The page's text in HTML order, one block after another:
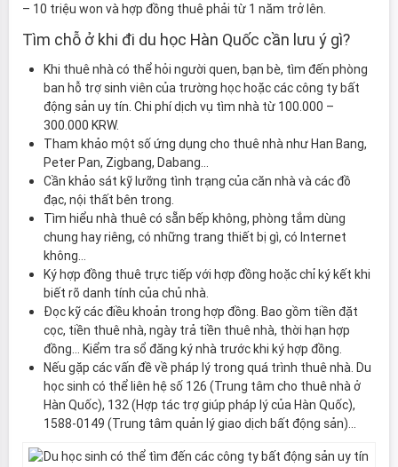
– 10 triệu won và hợp đồng thuê phải từ 1 năm trở lên.
Tìm chỗ ở khi đi du học Hàn Quốc cần lưu ý gì?
Khi thuê nhà có thể hỏi người quen, bạn bè, tìm đến phòng
ban hỗ trợ sinh viên của trường học hoặc các công ty bất
động sản uy tín. Chi phí dịch vụ tìm nhà từ 100.000 –
300.000 KRW.
Tham khảo một số ứng dụng cho thuê nhà như Han Bang,
Peter Pan, Zigbang, Dabang…
Cần khảo sát kỹ lưỡng tình trạng của căn nhà và các đồ
đạc, nội thất bên trong.
Tìm hiểu nhà thuê có sẵn bếp không, phòng tắm dùng
chung hay riêng, có những trang thiết bị gì, có Internet
không…
Ký hợp đồng thuê trực tiếp với hợp đồng hoặc chỉ ký kết khi
biết rõ danh tính của chủ nhà.
Đọc kỹ các điều khoản trong hợp đồng. Bao gồm tiền đặt
cọc, tiền thuê nhà, ngày trả tiền thuê nhà, thời hạn hợp
đồng… Kiểm tra sổ đăng ký nhà trước khi ký hợp đồng.
Nếu gặp các vấn đề về pháp lý trong quá trình thuê nhà. Du
học sinh có thể liên hệ số 126 (Trung tâm cho thuê nhà ở
Hàn Quốc), 132 (Hợp tác trợ giúp pháp lý của Hàn Quốc),
1588-0149 (Trung tâm quản lý giao dịch bất động sản)…